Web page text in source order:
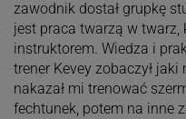
zawodnik dostał grupkę
jest praca twarzą w
instruktorem. Wiedza i
trener Kevey zobaczył
nakazał mi trenować
fechtunek, potem na inne